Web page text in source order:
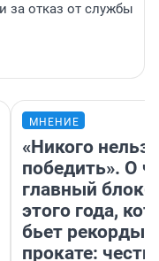
за отказ от службы
МНЕНИЕ
«Никого нельзя
победить». О
главный
этого года,
бьет рекорды в
прокате: